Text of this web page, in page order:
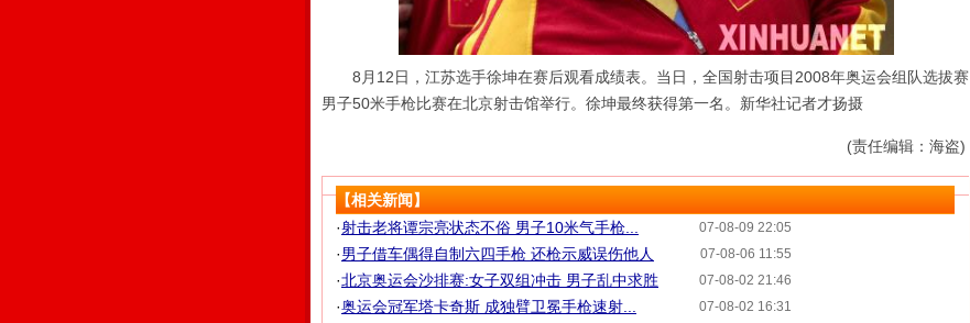
8月12日，江苏选手徐坤在赛后观看成绩表。当日，全国射击项目2008年奥运会组队选拔赛
男子50米手枪比赛在北京射击馆举行。徐坤最终获得第一名。新华社记者才扬摄
(责任编辑：海盗)
【相关新闻】
07-08-09 22:05
·射击老将谭宗亮状态不俗 男子10米气手枪...
07-08-06 11:55
·男子借车偶得自制六四手枪 还枪示威误伤他人
07-08-02 21:46
·北京奥运会沙排赛:女子双组冲击 男子乱中求胜
07-08-02 16:31
·奥运会冠军塔卡奇斯 成独臂卫冕手枪速射...